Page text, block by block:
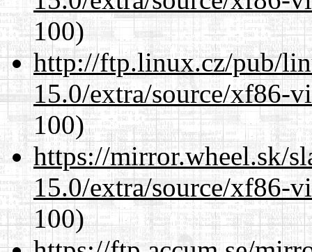
100)
http://ftp.linux.cz/pub/
15.0/extra/source/xf86-
100)
https://mirror.wheel.sk/
15.0/extra/source/xf86-
100)